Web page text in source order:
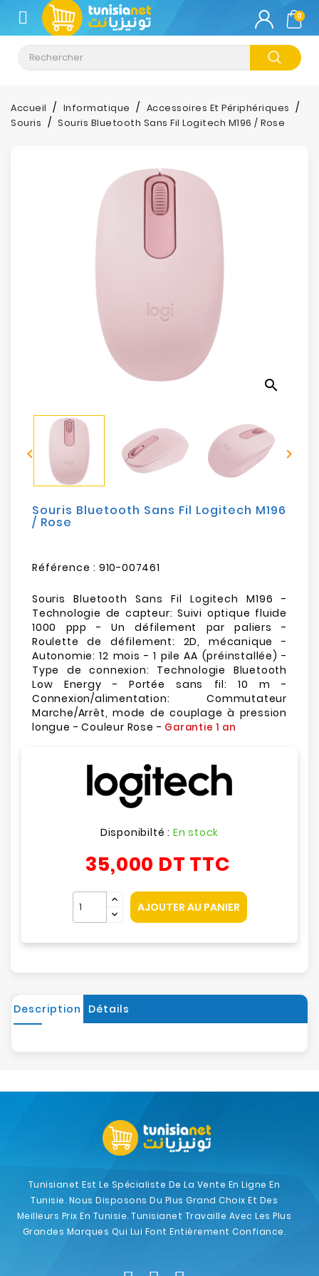
CATÉGORIE
Climatisation
Informatique
Electroménager
Sécurité
Mobilités
0
Accueil Informatique
Accessoires Et Périphériques
Souris
Souris Bluetooth Sans Fil Logitech M196 / Rose
search
 
Souris Bluetooth Sans Fil Logitech M196
/ Rose
Référence : 910-007461
Souris Bluetooth Sans Fil Logitech M196 -
Technologie de capteur: Suivi optique fluide
1000 ppp - Un défilement par paliers -
Roulette de défilement: 2D, mécanique -
Autonomie: 12 mois - 1 pile AA (préinstallée) -
Type de connexion: Technologie Bluetooth
Low Energy - Portée sans fil: 10 m -
Connexion/alimentation: Commutateur
Marche/Arrêt, mode de couplage à pression
longue - Couleur Rose - Garantie 1 an
Disponibilté : En stock
35,000 DT TTC
AJOUTER AU PANIER
Description Détails
Tunisianet Est Le Spécialiste De La Vente En Ligne En
Tunisie. Nous Disposons Du Plus Grand Choix Et Des
Meilleurs Prix En Tunisie. Tunisianet Travaille Avec Les Plus
Grandes Marques Qui Lui Font Entièrement Confiance.